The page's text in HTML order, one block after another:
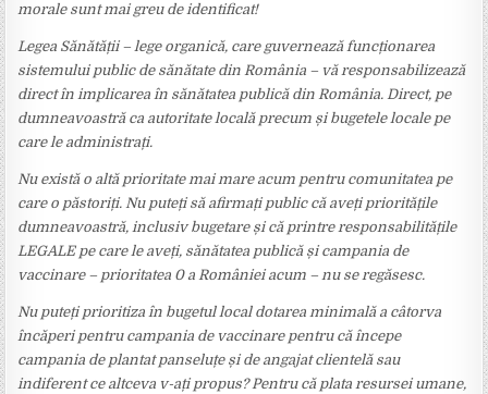
morale sunt mai greu de identificat!
Legea Sănătății – lege organică, care guvernează funcționarea
sistemului public de sănătate din România – vă responsabilizează
direct în implicarea în sănătatea publică din România. Direct, pe
dumneavoastră ca autoritate locală precum și bugetele locale pe
care le administrați.
Nu există o altă prioritate mai mare acum pentru comunitatea pe
care o păstoriți. Nu puteți să afirmați public că aveți prioritățile
dumneavoastră, inclusiv bugetare și că printre responsabilitățile
LEGALE pe care le aveți, sănătatea publică și campania de
vaccinare – prioritatea 0 a României acum – nu se regăsesc.
Nu puteți prioritiza în bugetul local dotarea minimală a câtorva
încăperi pentru campania de vaccinare pentru că începe
campania de plantat panseluțe și de angajat clientelă sau
indiferent ce altceva v-ați propus? Pentru că plata resursei umane,